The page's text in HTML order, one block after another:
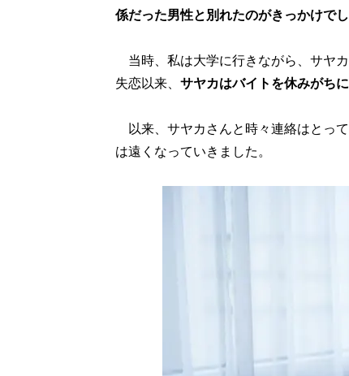
係だった男性と別れたのがきっかけで
当時、私は大学に行きながら、サヤ
失恋以来、 サヤカはバイトを休みがち
以来、サヤカさんと時々連絡はとっ
は遠くなっていきました。